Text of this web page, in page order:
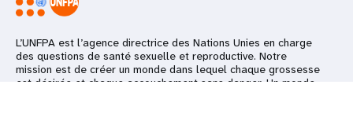
L’UNFPA est l’agence directrice des Nations Unies en charge
des questions de santé sexuelle et reproductive. Notre
mission est de créer un monde dans lequel chaque grossesse
est désirée et chaque accouchement sans danger. Un monde